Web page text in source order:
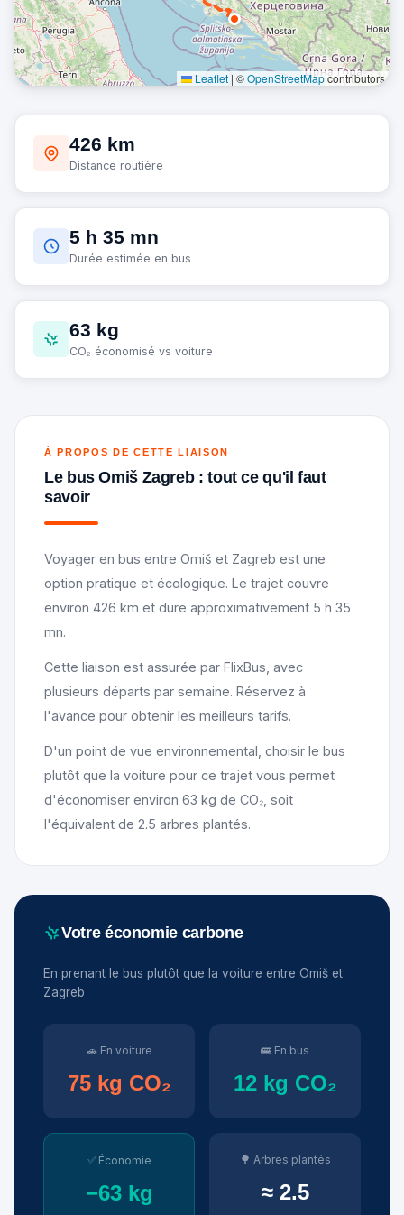
Leaflet | ©OpenStreetMapcontributors
426 km
Distance routière
5 h 35 mn
Durée estimée en bus
63 kg
CO₂ économisé vs voiture
À PROPOS DE CETTE LIAISON
Le bus Omiš Zagreb : tout ce qu'il faut
savoir
Voyager en bus entre Omiš et Zagreb est une
option pratique et écologique. Le trajet couvre
environ 426 km et dure approximativement 5 h 35
mn.
Cette liaison est assurée par FlixBus, avec
plusieurs départs par semaine. Réservez à
l'avance pour obtenir les meilleurs tarifs.
D'un point de vue environnemental, choisir le bus
plutôt que la voiture pour ce trajet vous permet
d'économiser environ 63 kg de CO₂, soit
l'équivalent de 2.5 arbres plantés.
Votre économie carbone
En prenant le bus plutôt que la voiture entre Omiš et
Zagreb
🚗 En voiture
75 kg CO₂
🚌 En bus
12 kg CO₂
✅ Économie
−63 kg
🌳 Arbres plantés
≈ 2.5